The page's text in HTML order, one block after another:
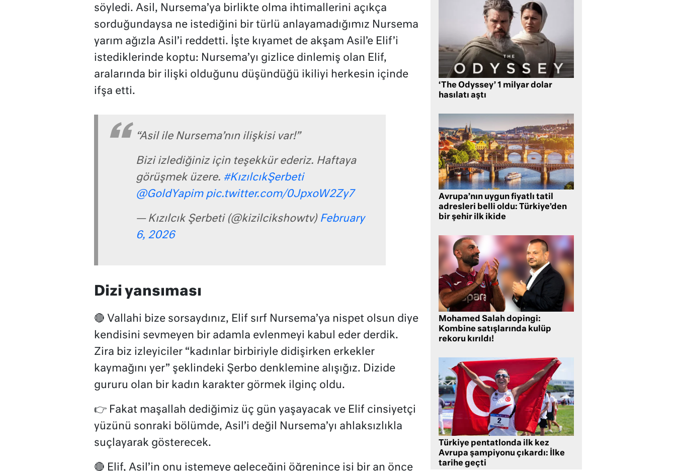
söyledi. Asil, Nursema’ya birlikte olma ihtimallerini açıkça
sorduğundaysa ne istediğini bir türlü anlayamadığımız Nursema
yarım ağızla Asil’i reddetti. İşte kıyamet de akşam Asil’e Elif’i
istediklerinde koptu: Nursema’yı gizlice dinlemiş olan Elif,
aralarında bir ilişki olduğunu düşündüğü ikiliyi herkesin içinde
ifşa etti.
“Asil ile Nursema’nın ilişkisi var!”
Bizi izlediğiniz için teşekkür ederiz. Haftaya
görüşmek üzere. #KızılcıkŞerbeti
@GoldYapim pic.twitter.com/0JpxoW2Zy7
— Kızılcık Şerbeti (@kizilcikshowtv) February
6, 2026
Dizi yansıması
🔴 Vallahi bize sorsaydınız, Elif sırf Nursema’ya nispet olsun diye
kendisini sevmeyen bir adamla evlenmeyi kabul eder derdik.
Zira biz izleyiciler “kadınlar birbiriyle didişirken erkekler
kaymağını yer” şeklindeki Şerbo denklemine alışığız. Dizide
gururu olan bir kadın karakter görmek ilginç oldu.
👉 Fakat maşallah dediğimiz üç gün yaşayacak ve Elif cinsiyetçi
yüzünü sonraki bölümde, Asil’i değil Nursema’yı ahlaksızlıkla
suçlayarak gösterecek.
🔴 Elif, Asil’in onu istemeye geleceğini öğrenince işi bir an önce
‘The Odyssey’ 1 milyar dolar
hasılatı aştı
Avrupa’nın uygun fiyatlı tatil
adresleri belli oldu: Türkiye’den
bir şehir ilk ikide
Mohamed Salah dopingi:
Kombine satışlarında kulüp
rekoru kırıldı!
Türkiye pentatlonda ilk kez
Avrupa şampiyonu çıkardı: İlke
tarihe geçti